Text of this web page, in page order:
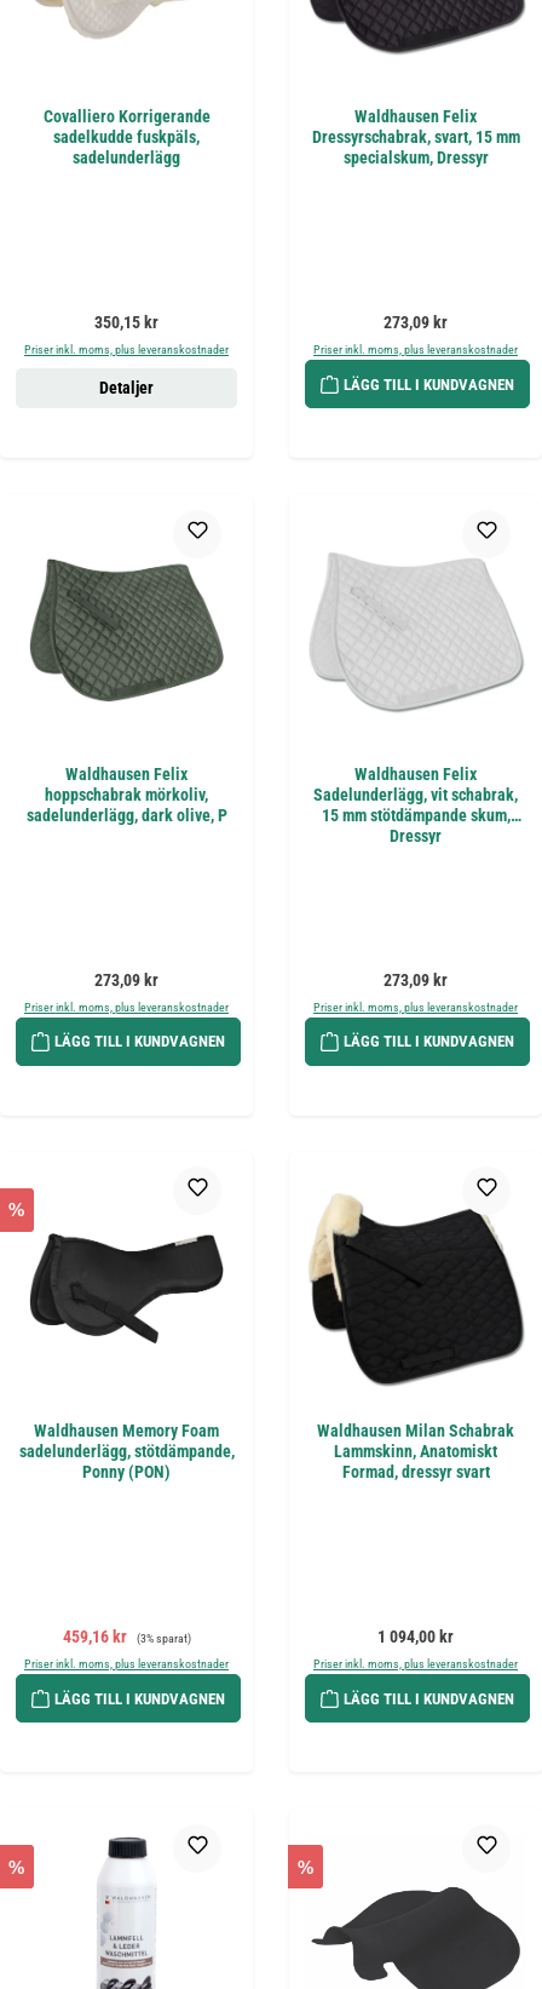
Covalliero Korrigerande
sadelkudde fuskpäls,
sadelunderlägg
Ordinarie pris:
350,15 kr
Priser inkl. moms, plus leveranskostnader
Detaljer
Waldhausen Felix
Dressyrschabrak, svart, 15 mm
specialskum, Dressyr
Ordinarie pris:
273,09 kr
Priser inkl. moms, plus leveranskostnader
LÄGG TILL I KUNDVAGNEN
Waldhausen Felix
hoppschabrak mörkoliv,
sadelunderlägg, dark olive, P
Ordinarie pris:
273,09 kr
Priser inkl. moms, plus leveranskostnader
LÄGG TILL I KUNDVAGNEN
Waldhausen Felix
Sadelunderlägg, vit schabrak,
15 mm stötdämpande skum,
Dressyr
Ordinarie pris:
273,09 kr
Priser inkl. moms, plus leveranskostnader
LÄGG TILL I KUNDVAGNEN
%
Waldhausen Memory Foam
sadelunderlägg, stötdämpande,
Ponny (PON)
Försäljningspris:
459,16 kr Ordinarie pris:
(3% sparat)
Priser inkl. moms, plus leveranskostnader
LÄGG TILL I KUNDVAGNEN
Waldhausen Milan Schabrak
Lammskinn, Anatomiskt
Formad, dressyr svart
Ordinarie pris:
1 094,00 kr
Priser inkl. moms, plus leveranskostnader
LÄGG TILL I KUNDVAGNEN
% %